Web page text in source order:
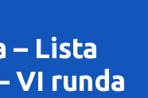
– Lista
VI runda